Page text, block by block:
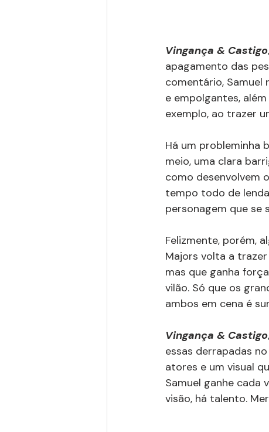
Vingança & Castigo
apagamento das
comentário, Samuel
e empolgantes,
exemplo, ao trazer
Há um probleminha
meio, uma clara
como desenvolvem
tempo todo de
personagem que se
Felizmente, porém,
Majors volta a
mas que ganha
vilão. Só que os
ambos em cena é
Vingança & Castigo
essas derrapadas
atores e um visual
Samuel ganhe cada
visão, há talento.